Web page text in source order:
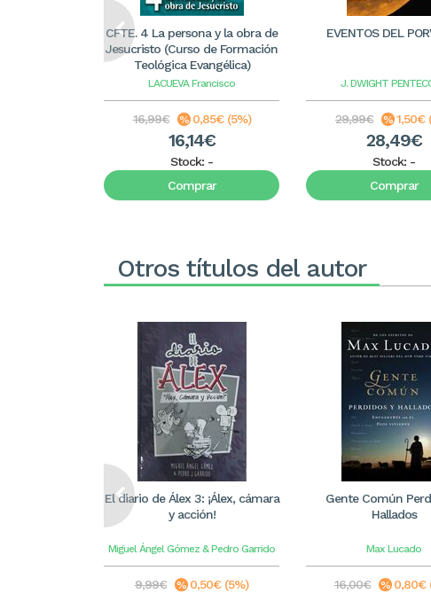
CFTE. 4 La persona y la obra de
Jesucristo (Curso de Formación
Teológica Evangélica)
LACUEVA Francisco
16,99€ 0,85€ (5%)
16,14€
Stock: -
Comprar
EVENTOS DEL
J. DWIGHT
29,99€ 1,50€
28,49€
Stock: -
Comprar
Otros títulos del autor
El diario de Álex 3: ¡Álex, cámara
y acción!
Miguel Ángel Gómez & Pedro Garrido
9,99€ 0,50€ (5%)
Gente Común
Hallados
Max Lucado
16,00€ 0,80€